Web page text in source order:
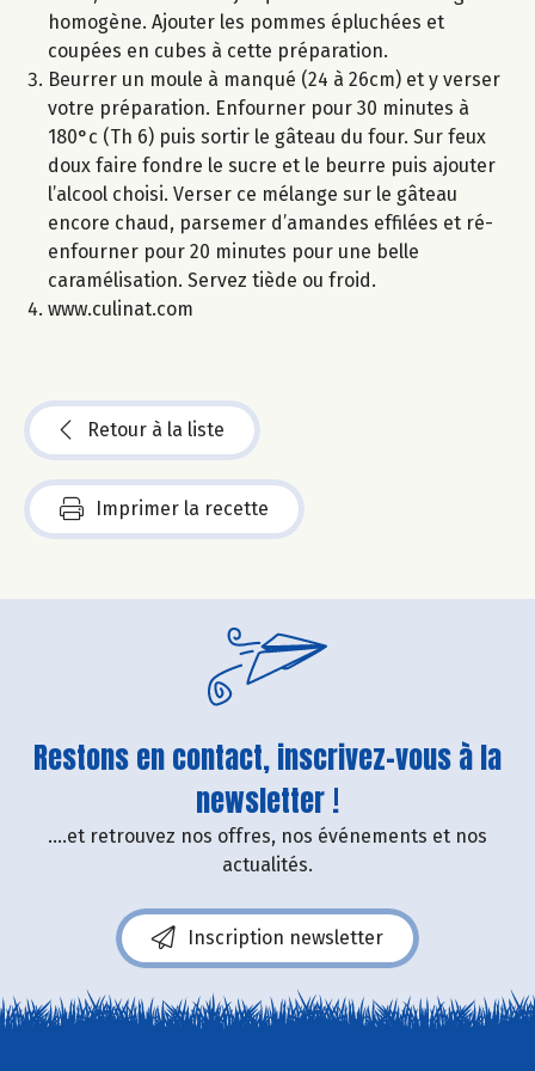
homogène. Ajouter les pommes épluchées et
coupées en cubes à cette préparation.
Beurrer un moule à manqué (24 à 26cm) et y verser
votre préparation. Enfourner pour 30 minutes à
180°c (Th 6) puis sortir le gâteau du four. Sur feux
doux faire fondre le sucre et le beurre puis ajouter
l’alcool choisi. Verser ce mélange sur le gâteau
encore chaud, parsemer d’amandes effilées et ré-
enfourner pour 20 minutes pour une belle
caramélisation. Servez tiède ou froid.
www.culinat.com
Retour à la liste
Imprimer la recette
Restons en contact, inscrivez-vous à la
newsletter !
....et retrouvez nos offres, nos événements et nos
actualités.
Inscription newsletter